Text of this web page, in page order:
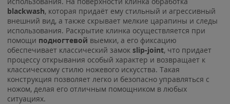
blackwash, которая придаёт ему стильный и агрессивный
внешний вид, а также скрывает мелкие царапины и следы
использования. Раскрытие клинка осуществляется при
помощи подногтевой выемки, а его фиксацию
обеспечивает классический замок slip-joint, что придает
процессу открывания особый характер и возвращает к
классическому стилю ножевого искусства. Такая
конструкция позволяет легко и безопасно управляться с
ножом, делая его отличным помощником в любых
ситуациях.